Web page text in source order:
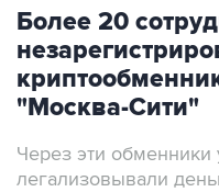
Более 20
"Москва-Сити"
Через эти обменники
легализовывали